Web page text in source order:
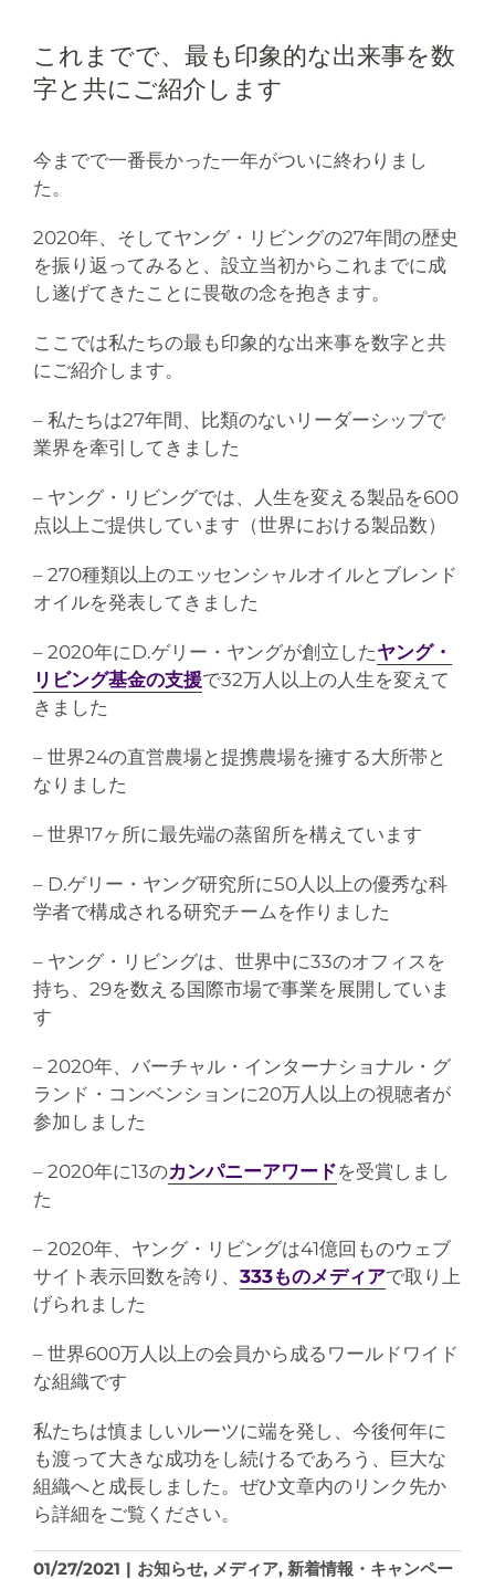
これまでで、最も印象的な出来事を数
字と共にご紹介します
今までで一番長かった一年がついに終わりまし
た。
2020年、そしてヤング・リビングの27年間の歴史
を振り返ってみると、設立当初からこれまでに成
し遂げてきたことに畏敬の念を抱きます。
ここでは私たちの最も印象的な出来事を数字と共
にご紹介します。
– 私たちは27年間、比類のないリーダーシップで
業界を牽引してきました
– ヤング・リビングでは、人生を変える製品を600
点以上ご提供しています（世界における製品数）
– 270種類以上のエッセンシャルオイルとブレンド
オイルを発表してきました
– 2020年にD.ゲリー・ヤングが創立したヤング・
リビング基金の支援で32万人以上の人生を変えて
きました
– 世界24の直営農場と提携農場を擁する大所帯と
なりました
– 世界17ヶ所に最先端の蒸留所を構えています
– D.ゲリー・ヤング研究所に50人以上の優秀な科
学者で構成される研究チームを作りました
– ヤング・リビングは、世界中に33のオフィスを
持ち、29を数える国際市場で事業を展開していま
す
– 2020年、バーチャル・インターナショナル・グ
ランド・コンベンションに20万人以上の視聴者が
参加しました
– 2020年に13のカンパニーアワードを受賞しまし
た
– 2020年、ヤング・リビングは41億回ものウェブ
サイト表示回数を誇り、 333ものメディアで取り上
げられました
– 世界600万人以上の会員から成るワールドワイド
な組織です
私たちは慎ましいルーツに端を発し、今後何年に
も渡って大きな成功をし続けるであろう、巨大な
組織へと成長しました。ぜひ文章内のリンク先か
ら詳細をご覧ください。
01/27/2021 | お知らせ, メディア, 新着情報・キャンペー